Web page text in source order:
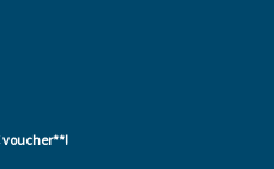
voucher**!